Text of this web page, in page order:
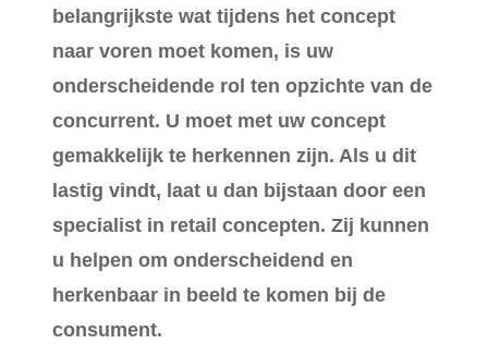
belangrijkste wat tijdens het concept
naar voren moet komen, is uw
onderscheidende rol ten opzichte van de
concurrent. U moet met uw concept
gemakkelijk te herkennen zijn. Als u dit
lastig vindt, laat u dan bijstaan door een
specialist in retail concepten. Zij kunnen
u helpen om onderscheidend en
herkenbaar in beeld te komen bij de
consument.